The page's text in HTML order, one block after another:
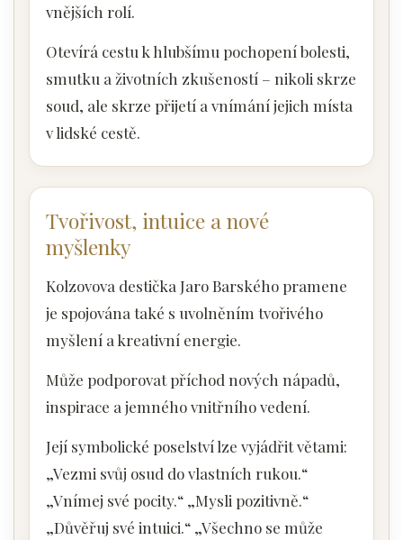
vnějších rolí.
Otevírá cestu k hlubšímu pochopení bolesti,
smutku a životních zkušeností – nikoli skrze
soud, ale skrze přijetí a vnímání jejich místa
v lidské cestě.
Tvořivost, intuice a nové
myšlenky
Kolzovova destička Jaro Barského pramene
je spojována také s uvolněním tvořivého
myšlení a kreativní energie.
Může podporovat příchod nových nápadů,
inspirace a jemného vnitřního vedení.
Její symbolické poselství lze vyjádřit větami:
„Vezmi svůj osud do vlastních rukou.“
„Vnímej své pocity.“ „Mysli pozitivně.“
„Důvěřuj své intuici.“ „Všechno se může